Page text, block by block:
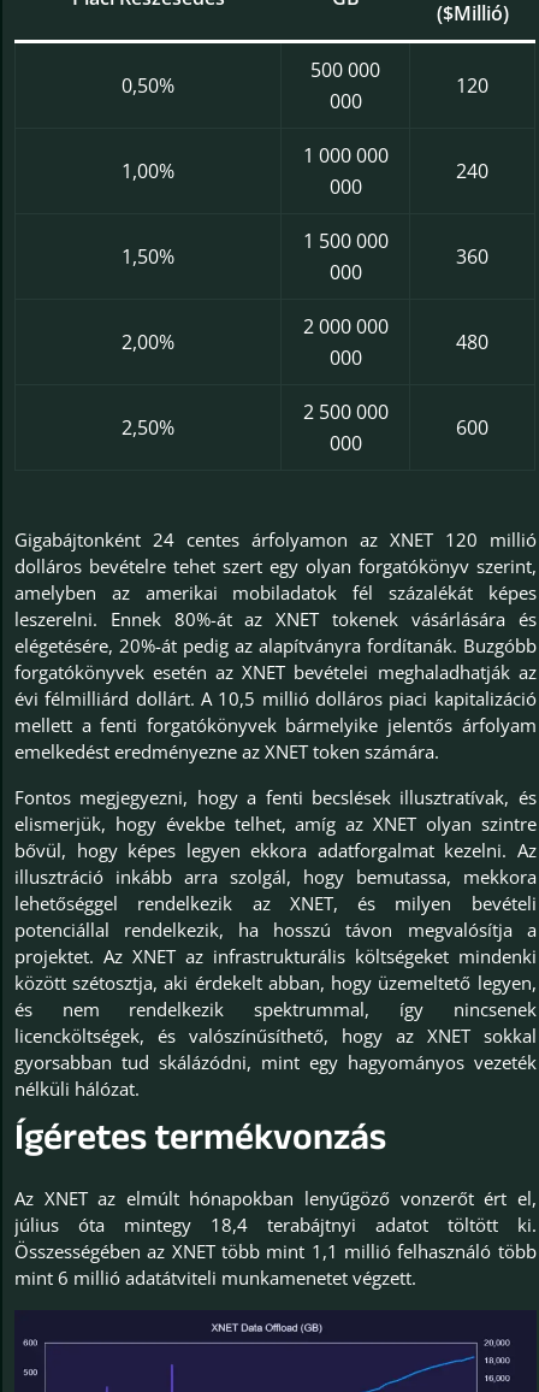
($Millió)
0,50%
500 000
000
120
1,00%
1 000 000
000
240
1,50%
1 500 000
000
360
2,00%
2 000 000
000
480
2,50%
2 500 000
000
600
Gigabájtonként 24 centes árfolyamon az XNET 120 millió
dolláros bevételre tehet szert egy olyan forgatókönyv szerint,
amelyben az amerikai mobiladatok fél százalékát képes
leszerelni. Ennek 80%-át az XNET tokenek vásárlására és
elégetésére, 20%-át pedig az alapítványra fordítanák. Buzgóbb
forgatókönyvek esetén az XNET bevételei meghaladhatják az
évi félmilliárd dollárt. A 10,5 millió dolláros piaci kapitalizáció
mellett a fenti forgatókönyvek bármelyike jelentős árfolyam
emelkedést eredményezne az XNET token számára.
Fontos megjegyezni, hogy a fenti becslések illusztratívak, és
elismerjük, hogy évekbe telhet, amíg az XNET olyan szintre
bővül, hogy képes legyen ekkora adatforgalmat kezelni. Az
illusztráció inkább arra szolgál, hogy bemutassa, mekkora
lehetőséggel rendelkezik az XNET, és milyen bevételi
potenciállal rendelkezik, ha hosszú távon megvalósítja a
projektet. Az XNET az infrastrukturális költségeket mindenki
között szétosztja, aki érdekelt abban, hogy üzemeltető legyen,
és nem rendelkezik spektrummal, így nincsenek
licencköltségek, és valószínűsíthető, hogy az XNET sokkal
gyorsabban tud skálázódni, mint egy hagyományos vezeték
nélküli hálózat.
Ígéretes termékvonzás
Az XNET az elmúlt hónapokban lenyűgöző vonzerőt ért el,
július óta mintegy 18,4 terabájtnyi adatot töltött ki.
Összességében az XNET több mint 1,1 millió felhasználó több
mint 6 millió adatátviteli munkamenetet végzett.